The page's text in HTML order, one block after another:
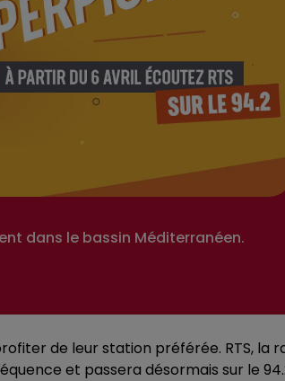
dans le bassin Méditerranéen.
de leur station préférée. RTS, la
et passera désormais sur le